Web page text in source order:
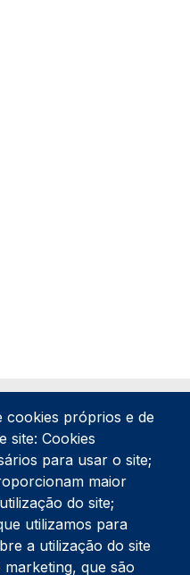
cookies próprios e de
site: Cookies
para usar o site;
maior
do site;
utilizamos para
a utilização do site
marketing, que são